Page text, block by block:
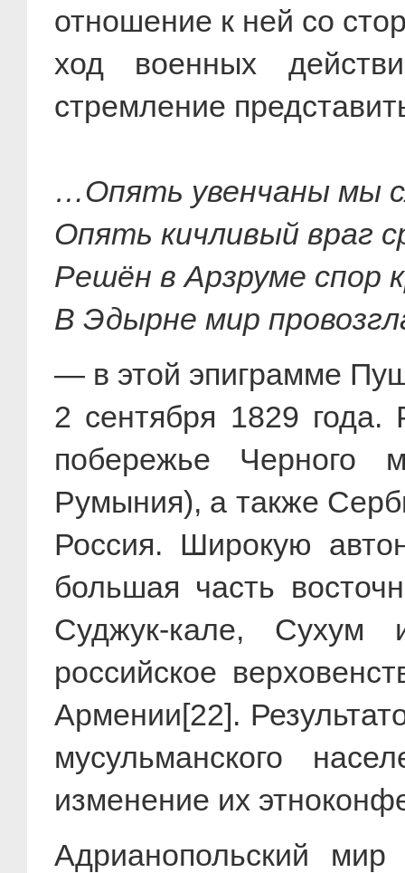
отношение к ней со
ход военных
стремление
…Опять увенчаны мы
Опять кичливый враг
Решён в Арзруме спор
В Эдырне мир
— в этой эпиграмме
2 сентября 1829 года.
побережье Черного
Румыния), а также
Россия. Широкую
большая часть
Суджук-кале, Сухум
российское
Армении[22].
мусульманского
изменение их
Адрианопольский